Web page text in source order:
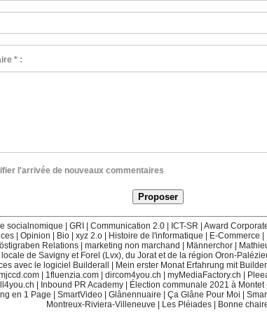
* :
l'arrivée de nouveaux commentaires
socialnomique GRI Communication 2.0 ICT-SR Award
Opinion Bio xyz 2.o Histoire de l'informatique E-Commerce
Relations marketing non marchand Männerchor
de Savigny et Forel (Lvx), du Jorat et de la région Oron-
avec le logiciel Builderall
Mein erster Monat Erfahrung mit
1fluenzia.com dircom4you.ch myMediaFactory.ch
Inbound PR Academy Élection communale 2021 à Montet
en 1 Page
SmartVideo Glânennuaire Ça Glâne Pour Moi
Montreux-Riviera-Villeneuve
Les Pléiades Bonne